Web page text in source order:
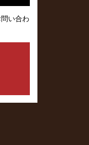
い合わ